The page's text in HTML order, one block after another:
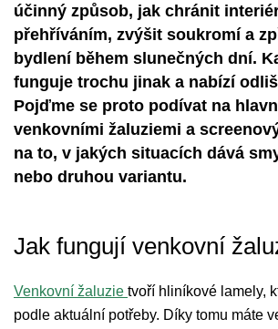
účinný způsob, jak chránit
přehříváním, zvýšit soukromí a
bydlení během slunečných dní.
funguje trochu jinak a nabízí
Pojďme se proto podívat na
venkovními žaluziemi a
na to, v jakých situacích dává
nebo druhou variantu.
Jak fungují venkovní
Venkovní žaluzie tvoří hliníkové lamely,
podle aktuální potřeby. Díky tomu máte